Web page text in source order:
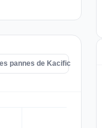
pannes de Kacific